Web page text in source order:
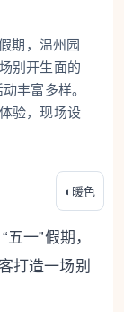
期，温州园
别开生面的
丰富多样。
验，现场设
◐ 暖色
一”假期，
打造一场别